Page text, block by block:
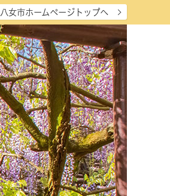
八女市ホームページトップへ